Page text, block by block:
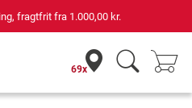
fragtfrit fra 1.000,00 kr.
69x